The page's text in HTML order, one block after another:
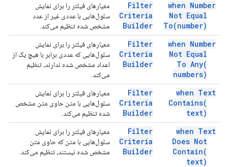
when Number
Not Equal
To(number)
Filter
Criteria
Builder
معیارهای فیلتر را برای نمایش
سلول‌هایی با عددی غیر از عدد
مشخص شده تنظیم می‌کند.
when Number
Not Equal
To Any(
numbers)
Filter
Criteria
Builder
معیارهای فیلتر را برای نمایش
سلول‌هایی که عددی برابر با هیچ یک از
اعداد مشخص شده ندارند، تنظیم
می‌کند.
when Text
Contains(
text)
Filter
Criteria
Builder
معیارهای فیلتر را برای نمایش
سلول‌هایی با متن حاوی متن مشخص
شده تنظیم می‌کند.
when Text
Does Not
Contain(
text)
Filter
Criteria
Builder
معیارهای فیلتر را برای نمایش
سلول‌هایی با متن که حاوی متن
مشخص شده نیستند، تنظیم می‌کند.